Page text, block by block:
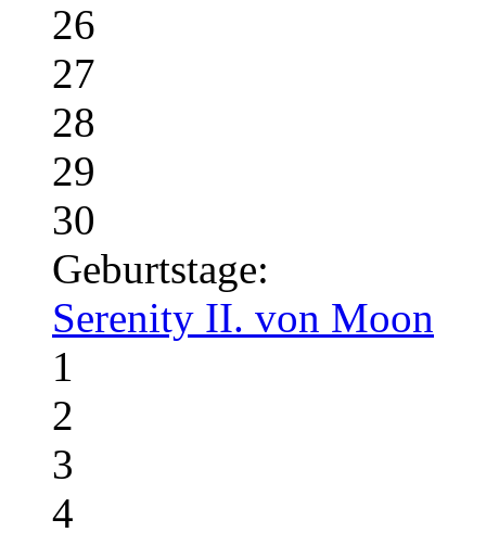
26
27
28
29
30
Geburtstage:
Serenity II. von Moon
1
2
3
4